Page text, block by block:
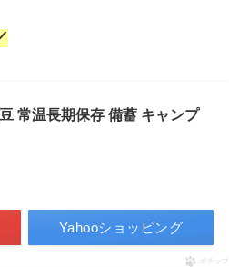
常温長期保存 備蓄 キャンプ
Yahooショッピング
ポチップ